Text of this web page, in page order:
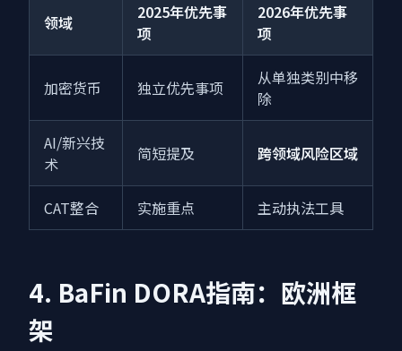
领域
2025年优先事
项
2026年优先事
项
加密货币 独立优先事项
从单独类别中移
除
AI/新兴技
术
简短提及 跨领域风险区域
CAT整合 实施重点 主动执法工具
4. BaFin DORA指南：欧洲框
架